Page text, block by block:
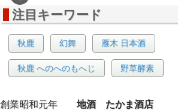
注目キーワード
秋鹿 幻舞 雁木 日本酒
秋鹿 へのへのもへじ 野草酵素
創業昭和元年 地酒 たかま酒店